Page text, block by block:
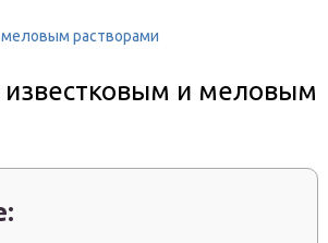
меловым растворами
известковым и меловым